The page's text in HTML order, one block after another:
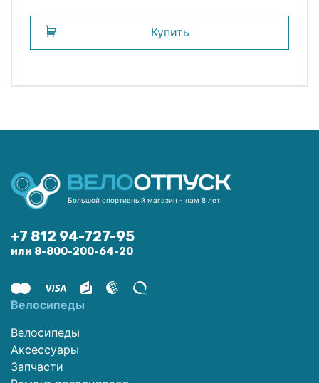
Купить
Большой спортивный магазин - нам 8 лет!
+7 812 94-727-95
или 8-800-200-64-20
Велосипеды
Велосипеды
Аксессуары
Запчасти